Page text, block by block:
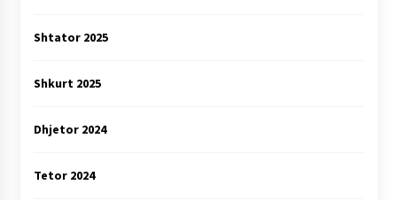
Shtator 2025
Shkurt 2025
Dhjetor 2024
Tetor 2024